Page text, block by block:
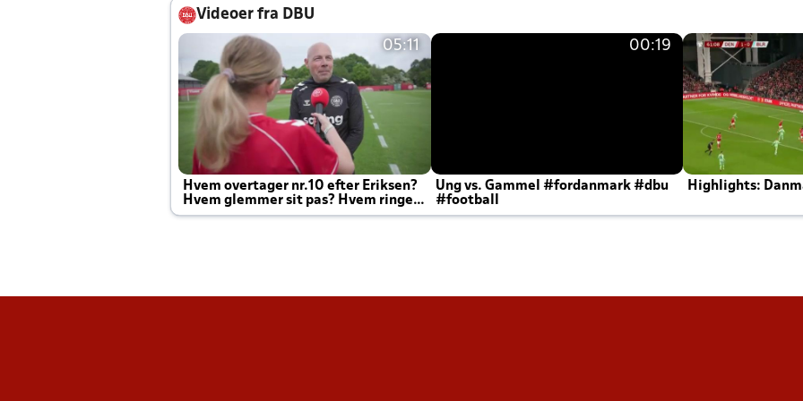
Videoer fra DBU
05:11
Hvem overtager nr.10 efter Eriksen?
Hvem glemmer sit pas? Hvem ringer
Joachim altid til efter kampe?
00:19
Ung vs. Gammel #fordanmark #dbu
#football
Highlights: